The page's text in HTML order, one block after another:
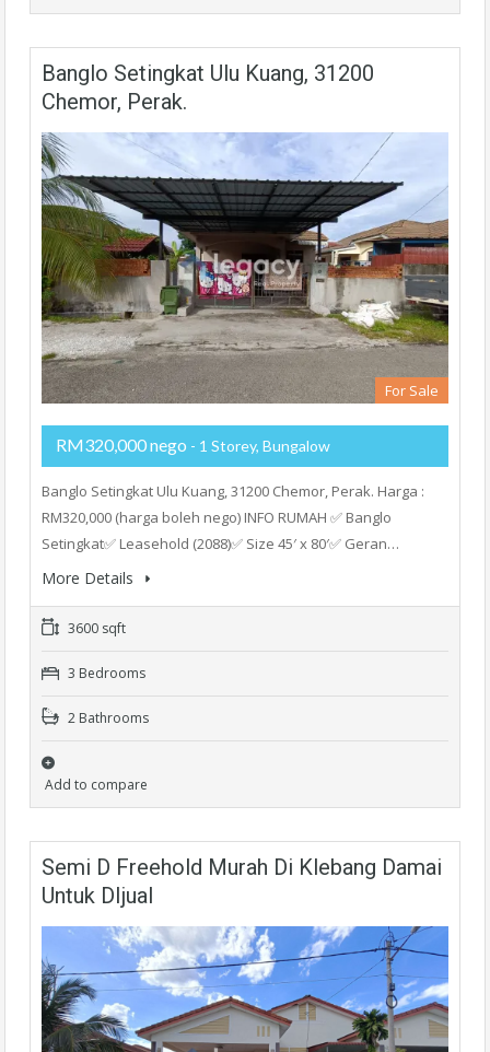
Banglo Setingkat Ulu Kuang, 31200
Chemor, Perak.
For Sale
RM320,000 nego - 1 Storey, Bungalow
Banglo Setingkat Ulu Kuang, 31200 Chemor, Perak. Harga :
RM320,000 (harga boleh nego) INFO RUMAH ✅ Banglo
Setingkat✅ Leasehold (2088)✅ Size 45′ x 80′✅ Geran…
More Details
3600 sqft
3 Bedrooms
2 Bathrooms
Add to compare
Semi D Freehold Murah Di Klebang Damai
Untuk DIjual